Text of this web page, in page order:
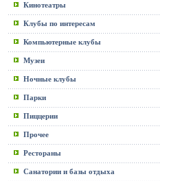
Кинотеатры
Клубы по интересам
Компьютерные клубы
Музеи
Ночные клубы
Парки
Пиццерии
Прочее
Рестораны
Санатории и базы отдыха